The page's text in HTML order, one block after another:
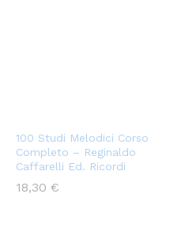
100 Studi Melodici Corso
Completo – Reginaldo
Caffarelli Ed. Ricordi
18,30 €